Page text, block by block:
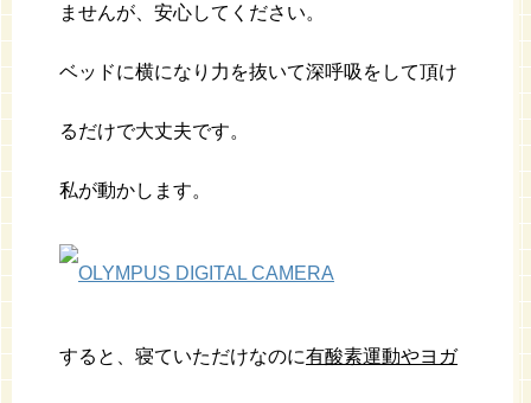
ませんが、安心してください。
ベッドに横になり力を抜いて深呼吸をして頂け
るだけで大丈夫です。
私が動かします。
すると、寝ていただけなのに有酸素運動やヨガ